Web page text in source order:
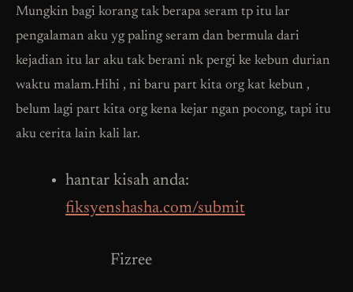
Mungkin bagi korang tak berapa seram tp itu lar
pengalaman aku yg paling seram dan bermula dari
kejadian itu lar aku tak berani nk pergi ke kebun durian
waktu malam.Hihi , ni baru part kita org kat kebun ,
belum lagi part kita org kena kejar ngan pocong, tapi itu
aku cerita lain kali lar.
hantar kisah anda:
fiksyenshasha.com/submit
Fizree